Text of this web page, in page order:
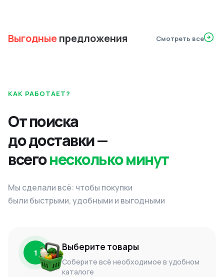
Выгодныепредложения Смотреть все
КАК РАБОТАЕТ?
От поиска
до доставки —
всегонесколько минут
Мы сделали всё: чтобы покупки
были быстрыми, удобными и выгодными
1 Выберите товары
Соберите всё необходимое в удобном
каталоге